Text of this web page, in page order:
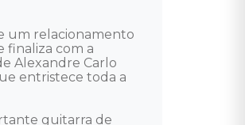
um relacionamento
finaliza com a
Alexandre Carlo
entristece toda a
guitarra de